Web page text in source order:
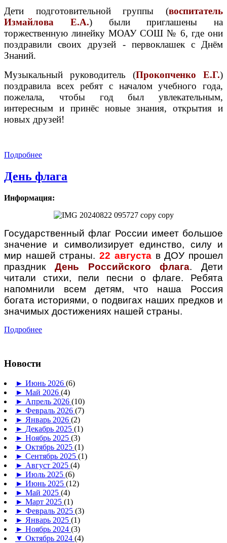
Дети подготовительной группы (воспитатель
Измайлова Е.А.) были приглашены на
торжественную линейку МОАУ СОШ № 6, где они
поздравили своих друзей - первоклашек с Днём
Знаний.
Музыкальный руководитель (Прокопченко Е.Г.)
поздравила всех ребят с началом учебного года,
пожелала, чтобы год был увлекательным,
интересным и принёс новые знания, открытия и
новых друзей!
Подробнее
День флага
Информация:
Государственный флаг России имеет большое
значение и символизирует единство, силу и
мир нашей страны.22 августав ДОУ прошел
праздник День Российского флага. Дети
читали стихи, пели песни о флаге. Ребята
напомнили всем детям, что наша Россия
богата историями, о подвигах наших предков и
значимых достижениях нашей страны.
Подробнее
Новости
► Июнь 2026 (6)
► Май 2026 (4)
► Апрель 2026 (10)
► Февраль 2026 (7)
► Январь 2026 (2)
► Декабрь 2025 (1)
► Ноябрь 2025 (3)
► Октябрь 2025 (1)
► Сентябрь 2025 (1)
► Август 2025 (4)
► Июль 2025 (6)
► Июнь 2025 (12)
► Май 2025 (4)
► Март 2025 (1)
► Февраль 2025 (3)
► Январь 2025 (1)
► Ноябрь 2024 (3)
▼ Октябрь 2024 (4)